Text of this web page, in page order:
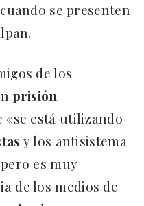
se presenten
de los
prisión
«se está utilizando
y los antisistema
es muy
de los medios de